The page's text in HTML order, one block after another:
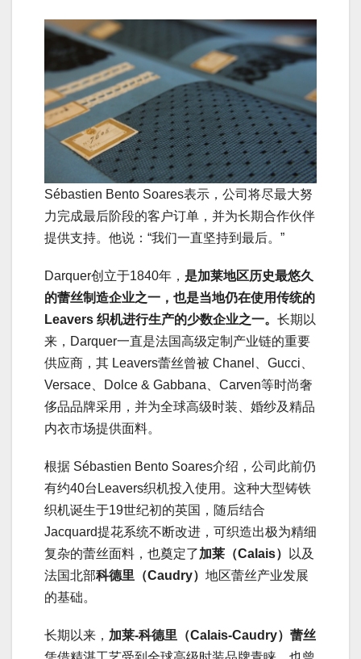
Sébastien Bento Soares表示，公司将尽最大努
力完成最后阶段的客户订单，并为长期合作伙伴
提供支持。他说：“我们一直坚持到最后。”
Darquer创立于1840年， 是加莱地区历史最悠久
的蕾丝制造企业之一，也是当地仍在使用传统的
Leavers 织机进行生产的少数企业之一。 长期以
来，Darquer一直是法国高级定制产业链的重要
供应商，其 Leavers蕾丝曾被 Chanel、Gucci、
Versace、Dolce & Gabbana、Carven等时尚奢
侈品品牌采用，并为全球高级时装、婚纱及精品
内衣市场提供面料。
根据 Sébastien Bento Soares介绍，公司此前仍
有约40台Leavers织机投入使用。这种大型铸铁
织机诞生于19世纪初的英国，随后结合
Jacquard提花系统不断改进，可织造出极为精细
复杂的蕾丝面料，也奠定了加莱（Calais）
以及
法国北部科德里（Caudry） 地区蕾丝产业发展
的基础。
长期以来， 加莱-科德里 （Calais-Caudry）蕾丝